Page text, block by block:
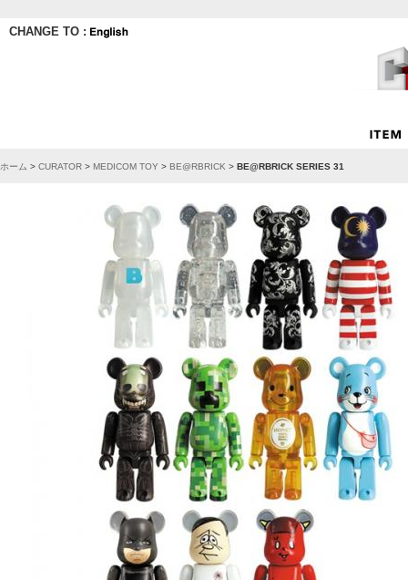
CHANGE TO :
ホーム > CURATOR > MEDICOM TOY > BE@RBRICK > BE@RBRICK SERIES 31